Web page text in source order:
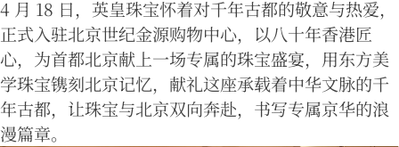
4 月 18 日，英皇珠宝怀着对千年古都的敬意与热爱，
正式入驻北京世纪金源购物中心，以八十年香港匠
心，为首都北京献上一场专属的珠宝盛宴，用东方美
学珠宝镌刻北京记忆，献礼这座承载着中华文脉的千
年古都，让珠宝与北京双向奔赴，书写专属京华的浪
漫篇章。